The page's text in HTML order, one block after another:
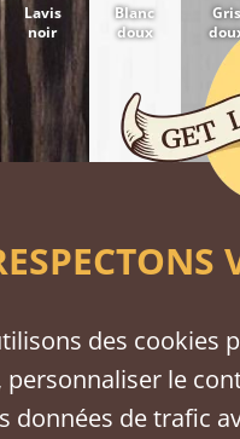
Lavis
noir
Blanc
doux
Gris
des cookies
personnaliser le
données de trafic